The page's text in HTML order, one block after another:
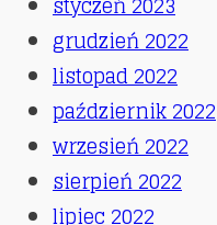
grudzień 2022
listopad 2022
październik 2022
wrzesień 2022
sierpień 2022
lipiec 2022